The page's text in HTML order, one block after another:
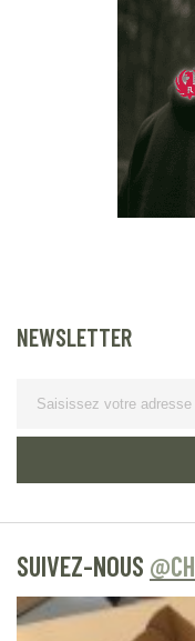
NEWSLETTER
SUIVEZ-NOUS